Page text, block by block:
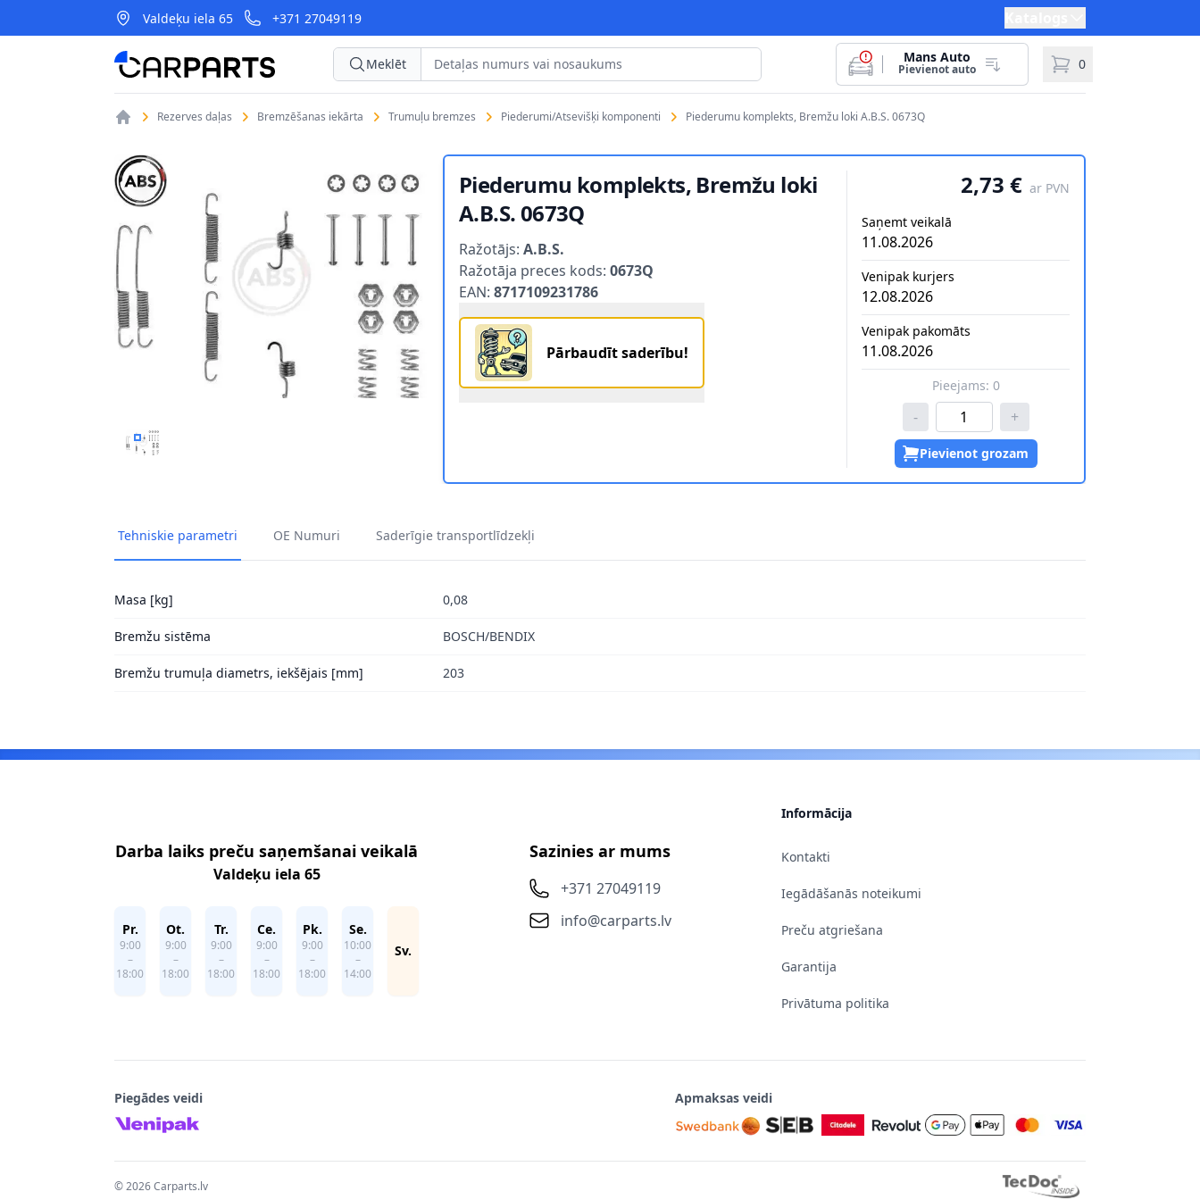
Valdeķu iela 65 +371 27049119
CarParts Meklēt Mans Auto
Pievienot auto 0
Rezerves daļas Bremzēšanas iekārta Trumuļu bremzes Piederumi/Atsevišķi komponenti Piederumu komplekts, Bremžu loki A.B.S. 0673Q
PIEDERUMU KOMPLEKTS, BREMŽU LOKI A.B.S. 0673Q 1
Piederumu komplekts, Bremžu loki
A.B.S. 0673Q
Ražotājs: A.B.S.
Ražotāja preces kods: 0673Q
EAN: 8717109231786
Pārbaudīt saderību!
2,73 € ar PVN
Saņemt veikalā
11.08.2026
Venipak kurjers
12.08.2026
Venipak pakomāts
11.08.2026
Pieejams: 0
- +
Pievienot grozam
Tehniskie parametri OE Numuri Saderīgie transportlīdzekļi
Masa [kg] 0,08
Bremžu sistēma BOSCH/BENDIX
Bremžu trumuļa diametrs, iekšējais [mm] 203
Darba laiks preču saņemšanai veikalā
Valdeķu iela 65
Pr.
9:00
–
18:00
Ot.
9:00
–
18:00
Tr.
9:00
–
18:00
Ce.
9:00
–
18:00
Pk.
9:00
–
18:00
Se.
10:00
–
14:00
Sv.
Sazinies ar mums
+371 27049119
info@carparts.lv
Informācija
Kontakti
Iegādāšanās noteikumi
Preču atgriešana
Garantija
Privātuma politika
Piegādes veidi Apmaksas veidi
©2026Carparts.lv